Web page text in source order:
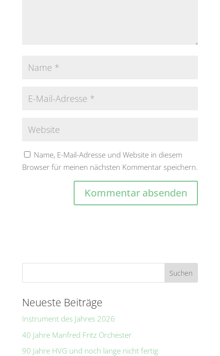
Name, E-Mail-Adresse und Website in diesem
Browser für meinen nächsten Kommentar speichern.
r
a
t
v
e
:
Neueste Beiträge
Instrument des Jahres 2026
40 Jahre Manfred Fritz Orchester
90 Jahre HVG und noch lange nicht fertig